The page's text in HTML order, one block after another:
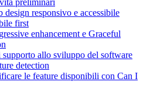
preliminari
design responsivo e accessibile
first
enhancement e Graceful
allo sviluppo del software
detection
le feature disponibili con Can I